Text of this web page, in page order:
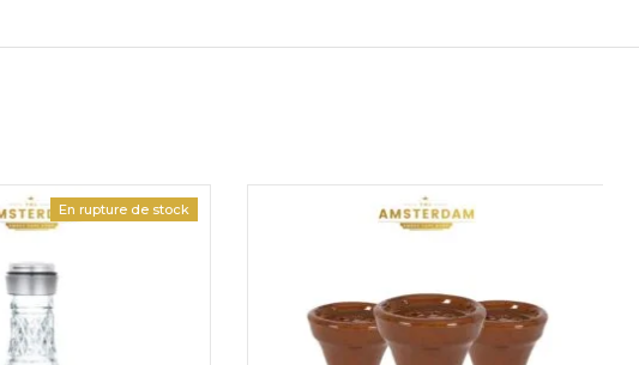
En rupture de stock